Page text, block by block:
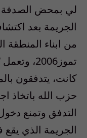
لي بمحض الصدفة
الجريمة بعد
من ابناء
كانت، يتدفقون
حزب الله باتخاذ
التدفق وتمنع
الجريمة الذي